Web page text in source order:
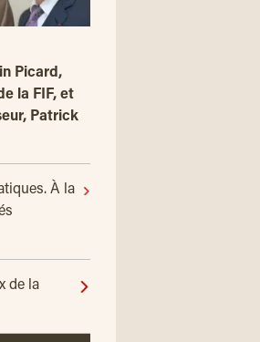
Picard,
la FIF, et
Patrick
À la
de la